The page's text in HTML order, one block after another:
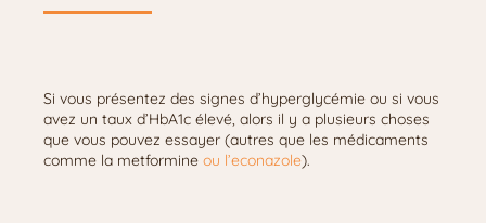
Si vous présentez des signes d’hyperglycémie ou si vous
avez un taux d’HbA1c élevé, alors il y a plusieurs choses
que vous pouvez essayer (autres que les médicaments
comme la metformine ou l’econazole).